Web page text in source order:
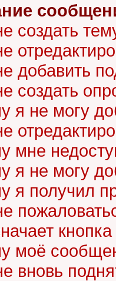
создать
добавить
создать
я не могу
мне
я не могу
я получил
моё
вновь